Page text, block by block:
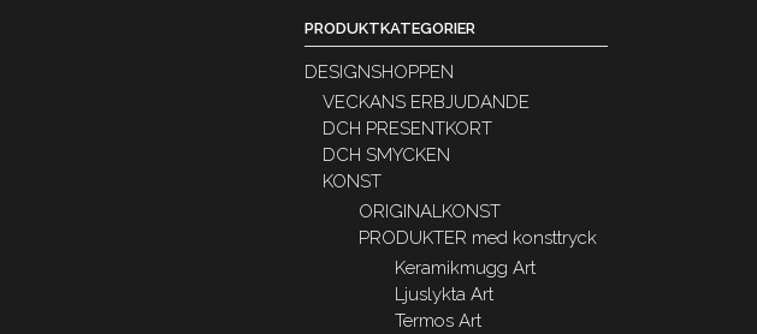
PRODUKTKATEGORIER
DESIGNSHOPPEN
VECKANS ERBJUDANDE
DCH PRESENTKORT
DCH SMYCKEN
KONST
ORIGINALKONST
PRODUKTER med konsttryck
Keramikmugg Art
Ljuslykta Art
Termos Art